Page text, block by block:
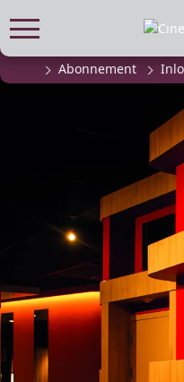
FILMPROGRAMMA
Aanmelden
Privébioscoop of
ABONNEMENT
Alle informatie
Abonnement afsluiten
Inlog voor abonnees
CADEAUTIPS
Abonnement